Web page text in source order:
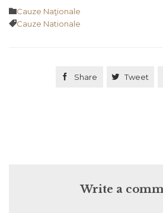
Category
Cauze Naţionale
Tags
Cauze Nationale
 Share  Tweet
Write a